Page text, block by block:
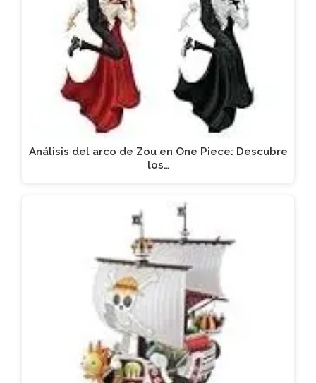
Análisis del arco de Zou en One Piece: Descubre
los…